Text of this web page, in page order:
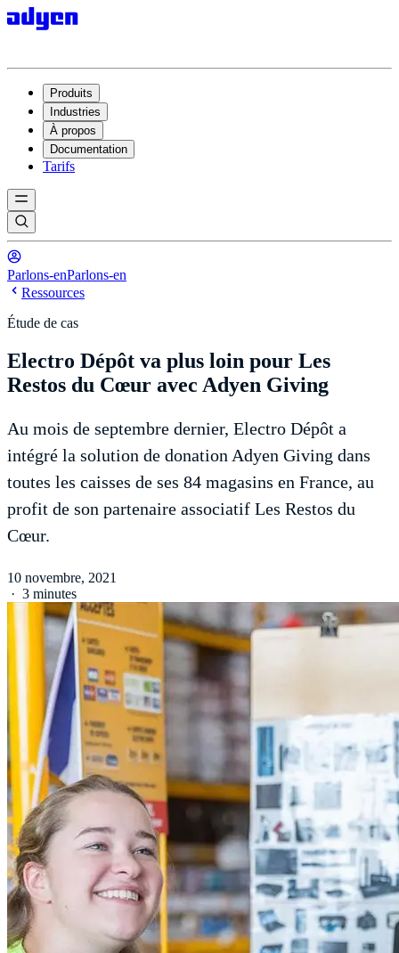
Produits
Industries
À propos
Documentation
Tarifs
Parlons-enParlons-en
Ressources
Étude de cas
Electro Dépôt va plus loin pour Les
Restos du Cœur avec Adyen Giving
Au mois de septembre dernier, Electro Dépôt a
intégré la solution de donation Adyen Giving dans
toutes les caisses de ses 84 magasins en France, au
profit de son partenaire associatif Les Restos du
Cœur.
10 novembre, 2021
· 3 minutes